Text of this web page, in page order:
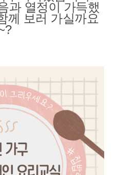
과 열정이 가득했
께 보러 가실까요